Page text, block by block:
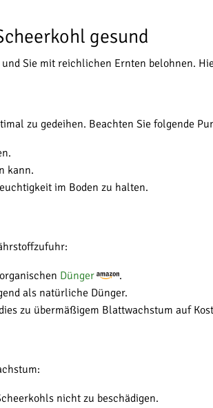
gesund
Sie mit reichlichen Ernten belohnen.
zu gedeihen. Beachten Sie folgende
kann.
im Boden zu halten.
Dünger
.
als natürliche Dünger.
zu übermäßigem Blattwachstum auf
nicht zu beschädigen.